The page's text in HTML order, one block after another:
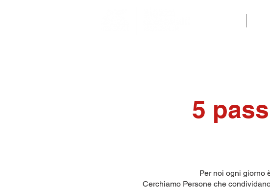
5
Per noi ogni giorno
Cerchiamo Persone che